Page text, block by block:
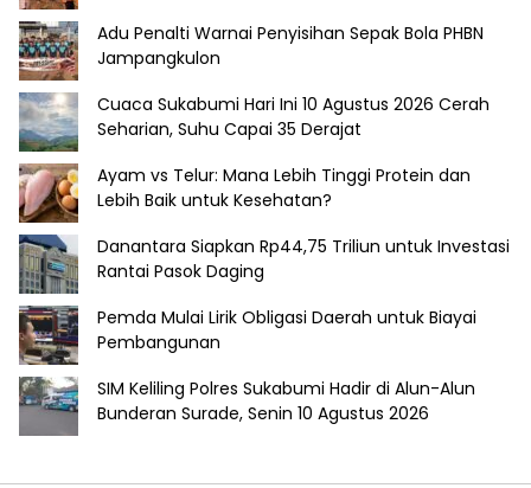
Adu Penalti Warnai Penyisihan Sepak Bola PHBN
Jampangkulon
Cuaca Sukabumi Hari Ini 10 Agustus 2026 Cerah
Seharian, Suhu Capai 35 Derajat
Ayam vs Telur: Mana Lebih Tinggi Protein dan
Lebih Baik untuk Kesehatan?
Danantara Siapkan Rp44,75 Triliun untuk Investasi
Rantai Pasok Daging
Pemda Mulai Lirik Obligasi Daerah untuk Biayai
Pembangunan
SIM Keliling Polres Sukabumi Hadir di Alun-Alun
Bunderan Surade, Senin 10 Agustus 2026